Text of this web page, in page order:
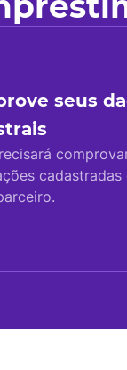
seus
cadastradas